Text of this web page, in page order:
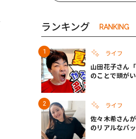
#共働き夫婦 #産休
ランキング RANKING
ライフ
山田花子さん
のことで頭が
ライフ
佐々木希さん
のリアルなパ